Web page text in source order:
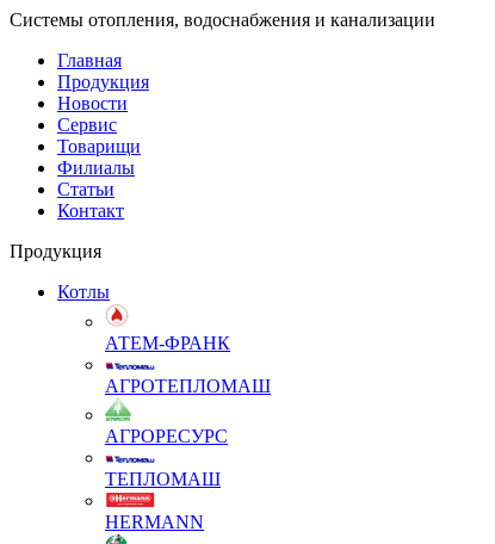
Системы отопления, водоснабжения и канализации
Главная
Продукция
Новости
Сервис
Товарищи
Филиалы
Статьи
Контакт
Продукция
Котлы
АТЕМ-ФРАНК
АГРОТЕПЛОМАШ
АГРОРЕСУРС
ТЕПЛОМАШ
HERMANN